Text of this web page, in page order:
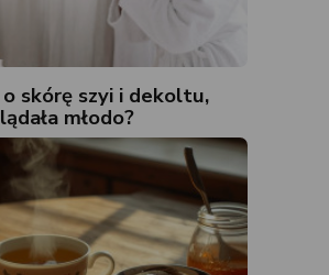
o skórę szyi i dekoltu,
młodo?